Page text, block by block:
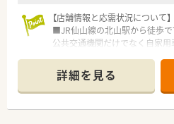
【店舗情報と応需状況について】
■JR仙山線の北山駅から徒歩で
公共交通機関だけでなく自家用
は1日あたり40枚から50枚ほど
■薬剤師は常勤1名とパート1名
事務も2名在籍しているため、
詳細を見る